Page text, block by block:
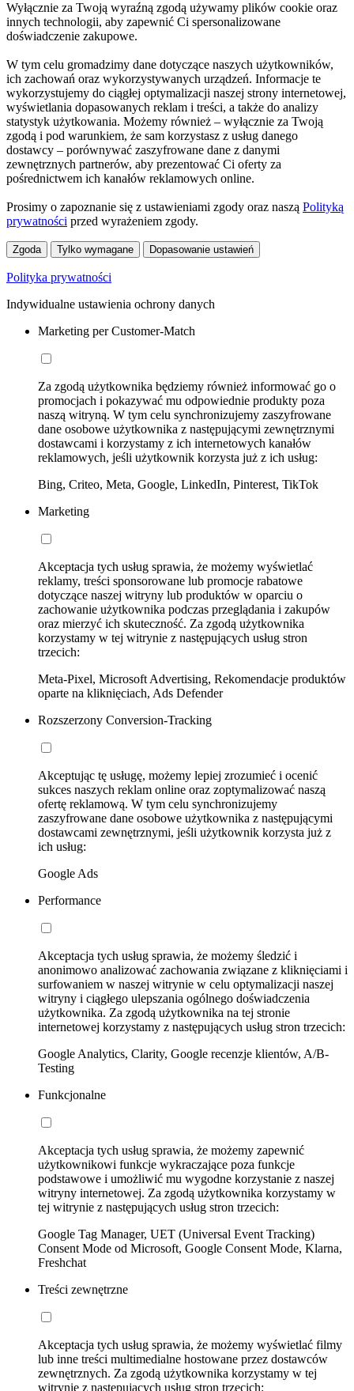
Wyłącznie za Twoją wyraźną zgodą używamy plików cookie oraz
innych technologii, aby zapewnić Ci spersonalizowane
doświadczenie zakupowe.
W tym celu gromadzimy dane dotyczące naszych użytkowników,
ich zachowań oraz wykorzystywanych urządzeń. Informacje te
wykorzystujemy do ciągłej optymalizacji naszej strony internetowej,
wyświetlania dopasowanych reklam i treści, a także do analizy
statystyk użytkowania. Możemy również – wyłącznie za Twoją
zgodą i pod warunkiem, że sam korzystasz z usług danego
dostawcy – porównywać zaszyfrowane dane z danymi
zewnętrznych partnerów, aby prezentować Ci oferty za
pośrednictwem ich kanałów reklamowych online.
Prosimy o zapoznanie się z ustawieniami zgody oraz naszą Polityką
prywatności przed wyrażeniem zgody.
Zgoda Tylko wymagane Dopasowanie ustawień
Polityka prywatności
Indywidualne ustawienia ochrony danych
Marketing per Customer-Match
Za zgodą użytkownika będziemy również informować go o
promocjach i pokazywać mu odpowiednie produkty poza
naszą witryną. W tym celu synchronizujemy zaszyfrowane
dane osobowe użytkownika z następującymi zewnętrznymi
dostawcami i korzystamy z ich internetowych kanałów
reklamowych, jeśli użytkownik korzysta już z ich usług:
Bing, Criteo, Meta, Google, LinkedIn, Pinterest, TikTok
Marketing
Akceptacja tych usług sprawia, że możemy wyświetlać
reklamy, treści sponsorowane lub promocje rabatowe
dotyczące naszej witryny lub produktów w oparciu o
zachowanie użytkownika podczas przeglądania i zakupów
oraz mierzyć ich skuteczność. Za zgodą użytkownika
korzystamy w tej witrynie z następujących usług stron
trzecich:
Meta-Pixel, Microsoft Advertising, Rekomendacje produktów
oparte na kliknięciach, Ads Defender
Rozszerzony Conversion-Tracking
Akceptując tę usługę, możemy lepiej zrozumieć i ocenić
sukces naszych reklam online oraz zoptymalizować naszą
ofertę reklamową. W tym celu synchronizujemy
zaszyfrowane dane osobowe użytkownika z następującymi
dostawcami zewnętrznymi, jeśli użytkownik korzysta już z
ich usług:
Google Ads
Performance
Akceptacja tych usług sprawia, że możemy śledzić i
anonimowo analizować zachowania związane z kliknięciami i
surfowaniem w naszej witrynie w celu optymalizacji naszej
witryny i ciągłego ulepszania ogólnego doświadczenia
użytkownika. Za zgodą użytkownika na tej stronie
internetowej korzystamy z następujących usług stron trzecich:
Google Analytics, Clarity, Google recenzje klientów, A/B-
Testing
Funkcjonalne
Akceptacja tych usług sprawia, że możemy zapewnić
użytkownikowi funkcje wykraczające poza funkcje
podstawowe i umożliwić mu wygodne korzystanie z naszej
witryny internetowej. Za zgodą użytkownika korzystamy w
tej witrynie z następujących usług stron trzecich:
Google Tag Manager, UET (Universal Event Tracking)
Consent Mode od Microsoft, Google Consent Mode, Klarna,
Freshchat
Treści zewnętrzne
Akceptacja tych usług sprawia, że możemy wyświetlać filmy
lub inne treści multimedialne hostowane przez dostawców
zewnętrznych. Za zgodą użytkownika korzystamy w tej
witrynie z następujących usług stron trzecich: